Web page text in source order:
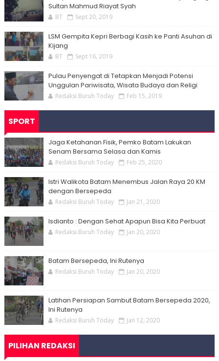
Sultan Mahmud Riayat Syah
BT Sept 20, 2019
LSM Gempita Kepri Berbagi Kasih ke Panti Asuhan di
Kijang
BT Sept 16, 2019
Pulau Penyengat di Tetapkan Menjadi Potensi
Unggulan Pariwisata, Wisata Budaya dan Religi
Redaksi Buruh Today Feb 15, 2019
SPORT
Jaga Ketahanan Fisik, Pemko Batam Lakukan
Senam Bersama Selasa dan Kamis
Redaksi Buruh Today Feb 25, 2020
Istri Walikota Batam Menembus Jalan Raya 20 KM
dengan Bersepeda
Redaksi Buruh Today Jan 21, 2020
Isdianto : Dengan Sehat Apapun Bisa Kita Perbuat
Redaksi Buruh Today Jan 20, 2020
Batam Bersepeda, Ini Rutenya
Redaksi Buruh Today Jan 20, 2020
Latihan Persiapan Sambut Batam Bersepeda 2020,
Ini Rutenya
Redaksi Buruh Today Jan 12, 2020
PILIHAN REDAKSI